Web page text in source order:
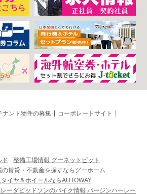
ナント物件の募集 コーポレートサイト
ド
整備工場情報 グーネットピット
の賃貸・不動産を探すならグーホーム
イヤ＆ホイールならAUTOWAY
ーダビッドソンのバイク情報 バージンハーレー